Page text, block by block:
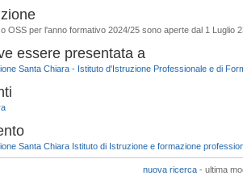
OSS per l'anno formativo 2024/25 sono aperte dal 1 Luglio
essere presentata a
Santa Chiara - Istituto d'Istruzione Professionale e di
Santa Chiara Istituto di Istruzione e formazione
nuova ricerca - ultima